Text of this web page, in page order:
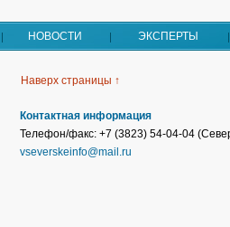
НОВОСТИ ЭКСПЕРТЫ
Наверх страницы ↑
Контактная информация
Телефон/факс: +7 (3823) 54-04-04
vseverskeinfo@mail.ru